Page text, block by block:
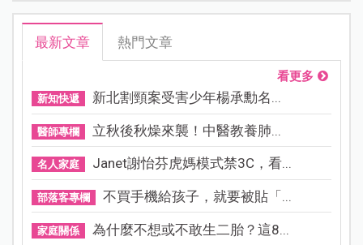
最新文章 熱門文章
看更多
新知快遞 新北割頸案受害少年楊承勳名...
醫師專欄 立秋後秋燥來襲！中醫教養肺...
名人家庭 Janet謝怡芬虎媽模式禁3C，看...
部落客專欄 不買手機給孩子，就要被貼「...
家庭關係 為什麼不想或不敢生二胎？這8...